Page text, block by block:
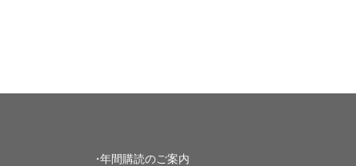
年間購読のご案内